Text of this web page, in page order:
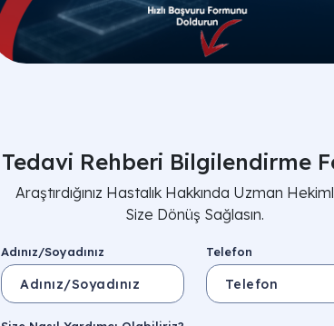
Tedavi Rehberi Bilgilendirme
Araştırdığınız Hastalık Hakkında Uzman
Size Dönüş Sağlasın.
Adınız/Soyadınız Telefon